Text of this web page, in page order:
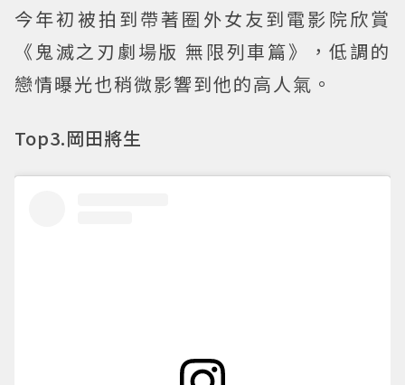
今年初被拍到帶著圈外女友到電影院欣賞
《鬼滅之刃劇場版 無限列車篇》，低調的
戀情曝光也稍微影響到他的高人氣。
Top3.岡田將生